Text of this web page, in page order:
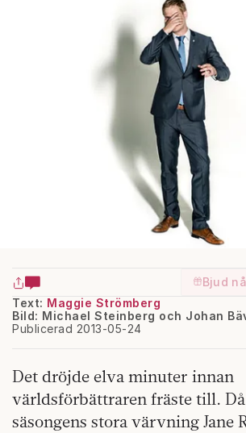
Bjud
Text: Maggie Strömberg
Publicerad 2013-05-24
Bild: Michael Steinberg och Johan
Det dröjde elva minuter innan
världsförbättraren fräste till.
säsongens stora värvning Jane